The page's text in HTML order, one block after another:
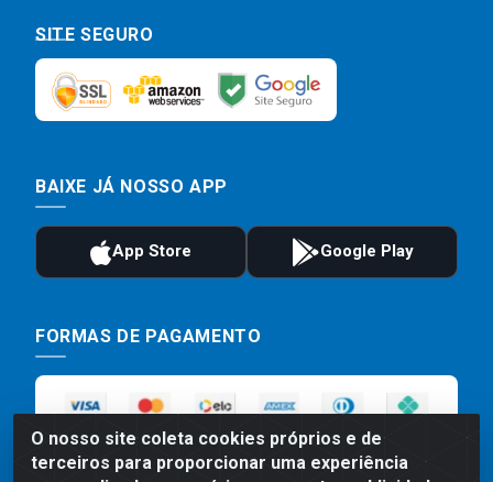
O nosso site coleta cookies próprios e de
terceiros para proporcionar uma experiência
SITE SEGURO
BAIXE JÁ NOSSO APP
FORMAS DE PAGAMENTO